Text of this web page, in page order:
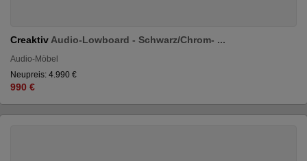
Creaktiv Audio-Lowboard - Schwarz/Chrom- ...
Audio-Möbel
Neupreis: 4.990 €
990 €